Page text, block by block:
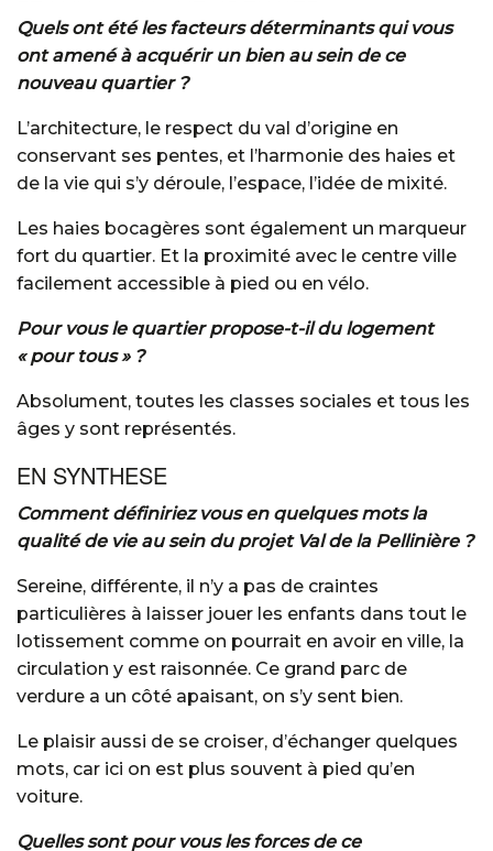
Quels ont été les facteurs déterminants qui vous
ont amené à acquérir un bien au sein de ce
nouveau quartier ?
L’architecture, le respect du val d’origine en
conservant ses pentes, et l’harmonie des haies et
de la vie qui s’y déroule, l’espace, l’idée de mixité.
Les haies bocagères sont également un marqueur
fort du quartier. Et la proximité avec le centre ville
facilement accessible à pied ou en vélo.
Pour vous le quartier propose-t-il du logement
« pour tous » ?
Absolument, toutes les classes sociales et tous les
âges y sont représentés.
EN SYNTHESE
Commentdéfiniriez vous en quelques mots la
qualité de vie au sein du projet Val de la Pellinière ?
Sereine, différente, il n’y a pas de craintes
particulières à laisser jouer les enfants dans tout le
lotissement comme on pourrait en avoir en ville, la
circulation y est raisonnée. Ce grand parc de
verdure a un côté apaisant, on s’y sent bien.
Le plaisir aussi de se croiser, d’échanger quelques
mots, car ici on est plus souvent à pied qu’en
voiture.
Quelles sont pour vous les forces de ce